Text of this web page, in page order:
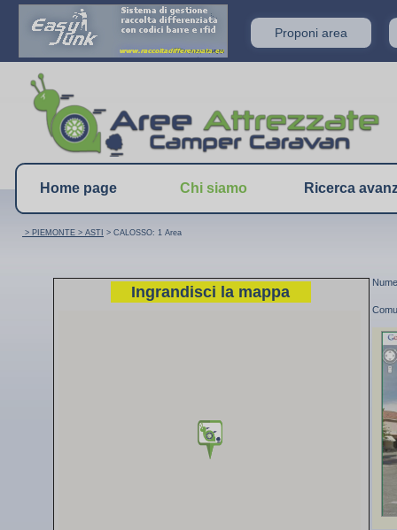
Proponi area
Home page Chi siamo Ricerca
Ingrandisci la mappa
> PIEMONTE > ASTI > CALOSSO: 1 Area